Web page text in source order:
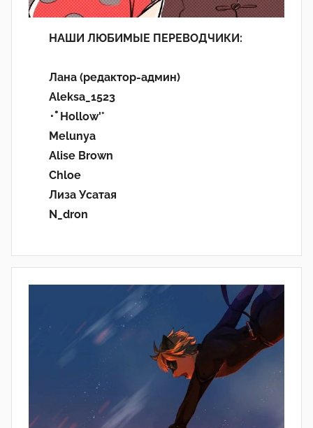
НАШИ ЛЮБИМЫЕ ПЕРЕВОДЧИКИ:
Лана (редактор-админ)
Aleksa_1523
･ﾟHollow'°
Melunya
Alise Brown
Chloe
Лиза Усатая
N_dron